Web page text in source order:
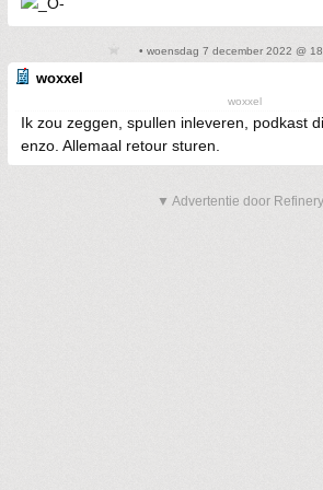
• woensdag 7 december 2022 @
woxxel
woxxel
Ik zou zeggen, spullen inleveren, podkast
enzo. Allemaal retour sturen.
▼ Advertentie door